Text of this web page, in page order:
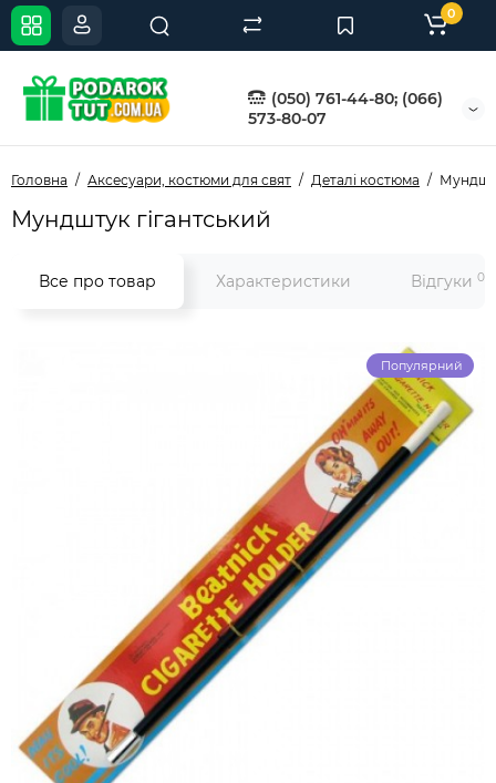
(050) 761-44-80; (066)
573-80-07
0
Головна Аксесуари, костюми для свят Деталі костюма
Мундштук гігантський
Все про товар Характеристики Відгуки 0
Популярний